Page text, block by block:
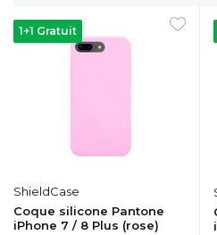
1+1 Gratuit
ShieldCase
Coque silicone Pantone
iPhone 7 / 8 Plus (rose)